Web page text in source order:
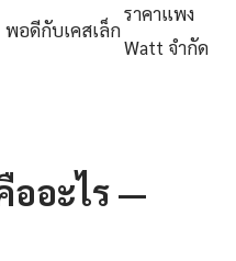
พอดีกับเคสเล็ก
ราคาแพง
Watt จำกัด
ออะไร —